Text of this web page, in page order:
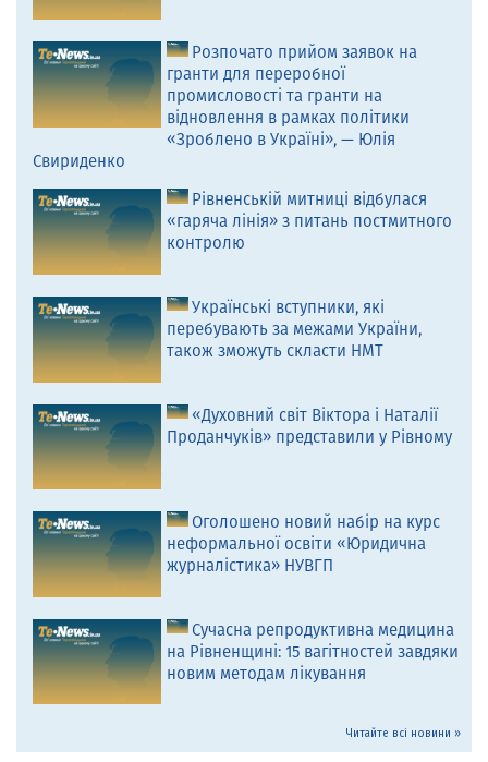
Розпочато прийом заявок на
гранти для переробної
промисловості та гранти на
відновлення в рамках політики
«Зроблено в Україні», — Юлія
Свириденко
Рівненській митниці відбулася
«гаряча лінія» з питань постмитного
контролю
Українські вступники, які
перебувають за межами України,
також зможуть скласти НМТ
«Духовний світ Віктора і Наталії
Проданчуків» представили у Рівному
Оголошено новий набір на курс
неформальної освіти «Юридична
журналістика» НУВГП
Сучасна репродуктивна медицина
на Рівненщині: 15 вагітностей завдяки
новим методам лікування
Читайте всі новини »